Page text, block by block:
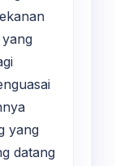
yang
datang